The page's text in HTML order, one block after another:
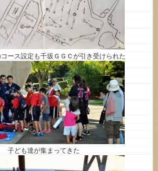
コース設定も千坂ＧＧＣが引き受けられた
子ども達が集まってきた